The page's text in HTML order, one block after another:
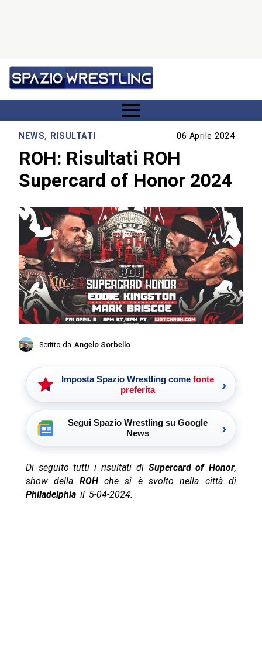
NEWS, RISULTATI 06 Aprile 2024
ROH: Risultati ROH
Supercard of Honor 2024
Scritto da Angelo Sorbello
Imposta Spazio Wrestling come fonte
preferita
›
Segui Spazio Wrestling su Google
News
›
Di seguito tutti i risultati di Supercard of Honor,
show della ROHche si è svolto nella città di
Philadelphiail 5-04-2024.